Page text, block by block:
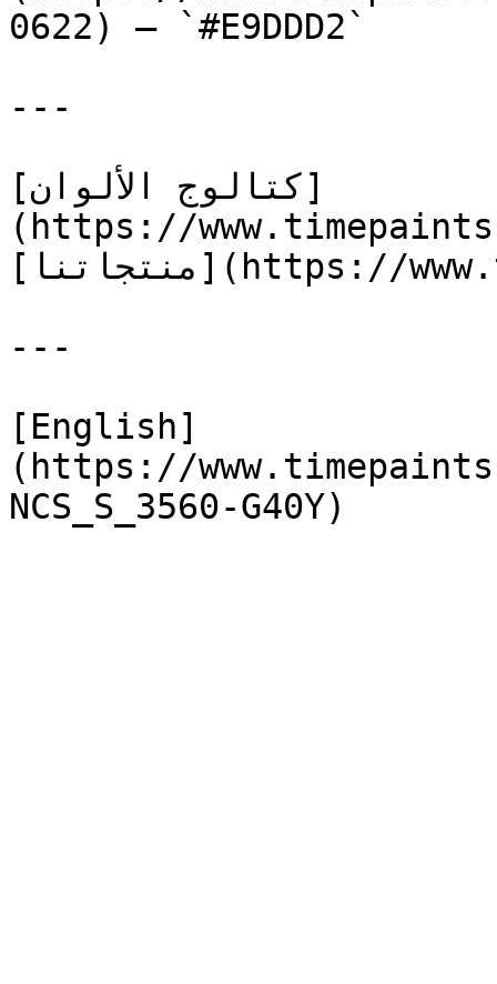
0622) — `#E9DDD2`
---
[كتالوج الألوان]
(https://
[منتجاتنا](https://www.timepaints.com/ar/products)
---
[English]
(https://
NCS_S_3560-G40Y)